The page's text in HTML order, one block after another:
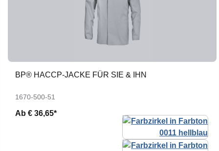
BP® HACCP-JACKE FÜR SIE & IHN
1670-500-51
Ab € 36,65*